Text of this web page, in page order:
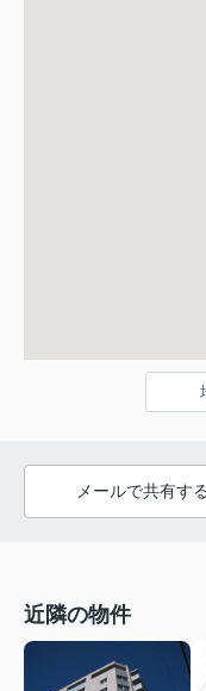
メールで共有する
近隣の物件